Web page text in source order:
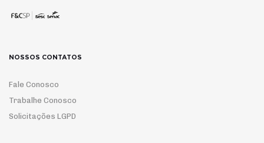
NOSSOS CONTATOS
Fale Conosco
Trabalhe Conosco
Solicitações LGPD